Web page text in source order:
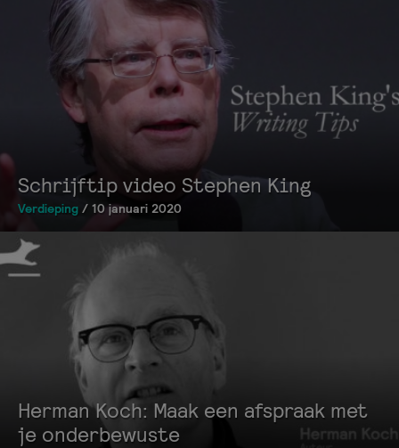
Schrijftip video Stephen King
Verdieping / 10 januari 2020
Herman Koch: Maak een afspraak met
je onderbewuste